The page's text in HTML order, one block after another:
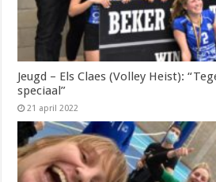
Jeugd – Els Claes (Volley Heist):
speciaal”
21 april 2022